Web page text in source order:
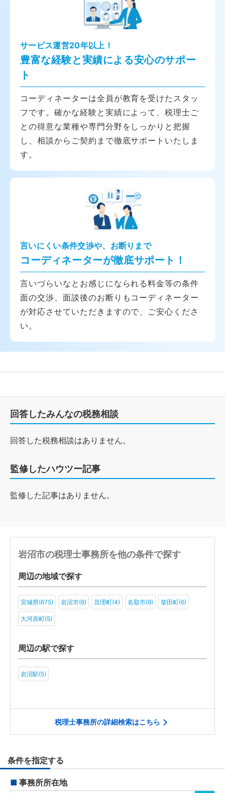
サービス運営20年以上！
豊富な経験と実績による安心のサポー
ト
コーディネーターは全員が教育を受けたスタッ
フです。確かな経験と実績によって、税理士ご
との得意な業種や専門分野をしっかりと把握
し、相談からご契約まで徹底サポートいたしま
す。
言いにくい条件交渉や、お断りまで
コーディネーターが徹底サポート！
言いづらいなとお感じになられる料金等の条件
面の交渉、面談後のお断りもコーディネーター
が対応させていただきますので、ご安心くださ
い。
回答したみんなの税務相談
回答した税務相談はありません。
監修したハウツー記事
監修した記事はありません。
岩沼市の税理士事務所を他の条件で探す
周辺の地域で探す
宮城県(675) 岩沼市(6) 亘理町(4) 名取市(9) 柴田町(6)
大河原町(5)
周辺の駅で探す
岩沼駅(5)
税理士事務所の詳細検索はこちら
条件を指定する
■ 事務所所在地